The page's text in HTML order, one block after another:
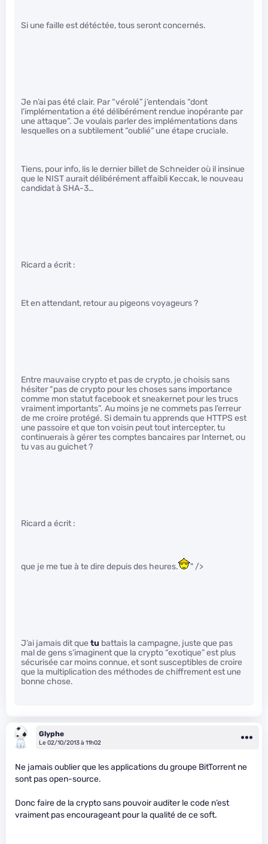
Si une faille est détéctée, tous seront concernés.
Je n’ai pas été clair. Par “vérolé” j’entendais “dont
l’implémentation a été délibérément rendue inopérante par
une attaque”. Je voulais parler des implémentations dans
lesquelles on a subtilement “oublié” une étape cruciale.
Tiens, pour info, lis le dernier billet de Schneider où il insinue
que le NIST aurait délibérément affaibli Keccak, le nouveau
candidat à SHA-3…
Ricard a écrit :
Et en attendant, retour au pigeons voyageurs ?
Entre mauvaise crypto et pas de crypto, je choisis sans
hésiter “pas de crypto pour les choses sans importance
comme mon statut facebook et sneakernet pour les trucs
vraiment importants”. Au moins je ne commets pas l’erreur
de me croire protégé. Si demain tu apprends que HTTPS est
une passoire et que ton voisin peut tout intercepter, tu
continuerais à gérer tes comptes bancaires par Internet, ou
tu vas au guichet ?
Ricard a écrit :
que je me tue à te dire depuis des heures. " />
J’ai jamais dit que tu battais la campagne, juste que pas
mal de gens s’imaginent que la crypto “exotique” est plus
sécurisée car moins connue, et sont susceptibles de croire
que la multiplication des méthodes de chiffrement est une
bonne chose.
Glyphe
Le 02/10/2013 à 11h02
Ne jamais oublier que les applications du groupe BitTorrent ne
sont pas open-source.
Donc faire de la crypto sans pouvoir auditer le code n’est
vraiment pas encourageant pour la qualité de ce soft.